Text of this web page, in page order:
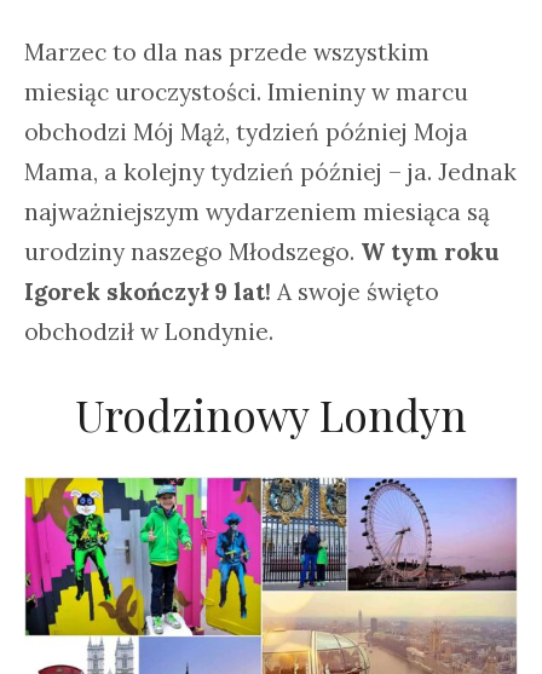
Marzec to dla nas przede wszystkim
miesiąc uroczystości. Imieniny w marcu
obchodzi Mój Mąż, tydzień później Moja
Mama, a kolejny tydzień później – ja. Jednak
najważniejszym wydarzeniem miesiąca są
urodziny naszego Młodszego. W tym roku
Igorek skończył 9 lat! A swoje święto
obchodził w Londynie.
Urodzinowy Londyn